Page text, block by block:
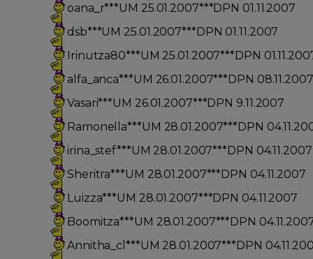
oana_r***UM 25.01.2007***DPN 01.11.2007
dsb***UM 25.01.2007***DPN 01.11.2007
Irinutza80***UM 25.01.2007***DPN
alfa_anca***UM 26.01.2007***DPN 08.11.2007
Vasari***UM 26.01.2007***DPN 9.11.2007
Ramonella***UM 28.01.2007***DPN
irina_stef***UM 28.01.2007***DPN 04.11.2007
Sheritra***UM 28.01.2007***DPN 04.11.2007
Luizza***UM 28.01.2007***DPN 04.11.2007
Boomitza***UM 28.01.2007***DPN
Annitha_cl***UM 28.01.2007***DPN